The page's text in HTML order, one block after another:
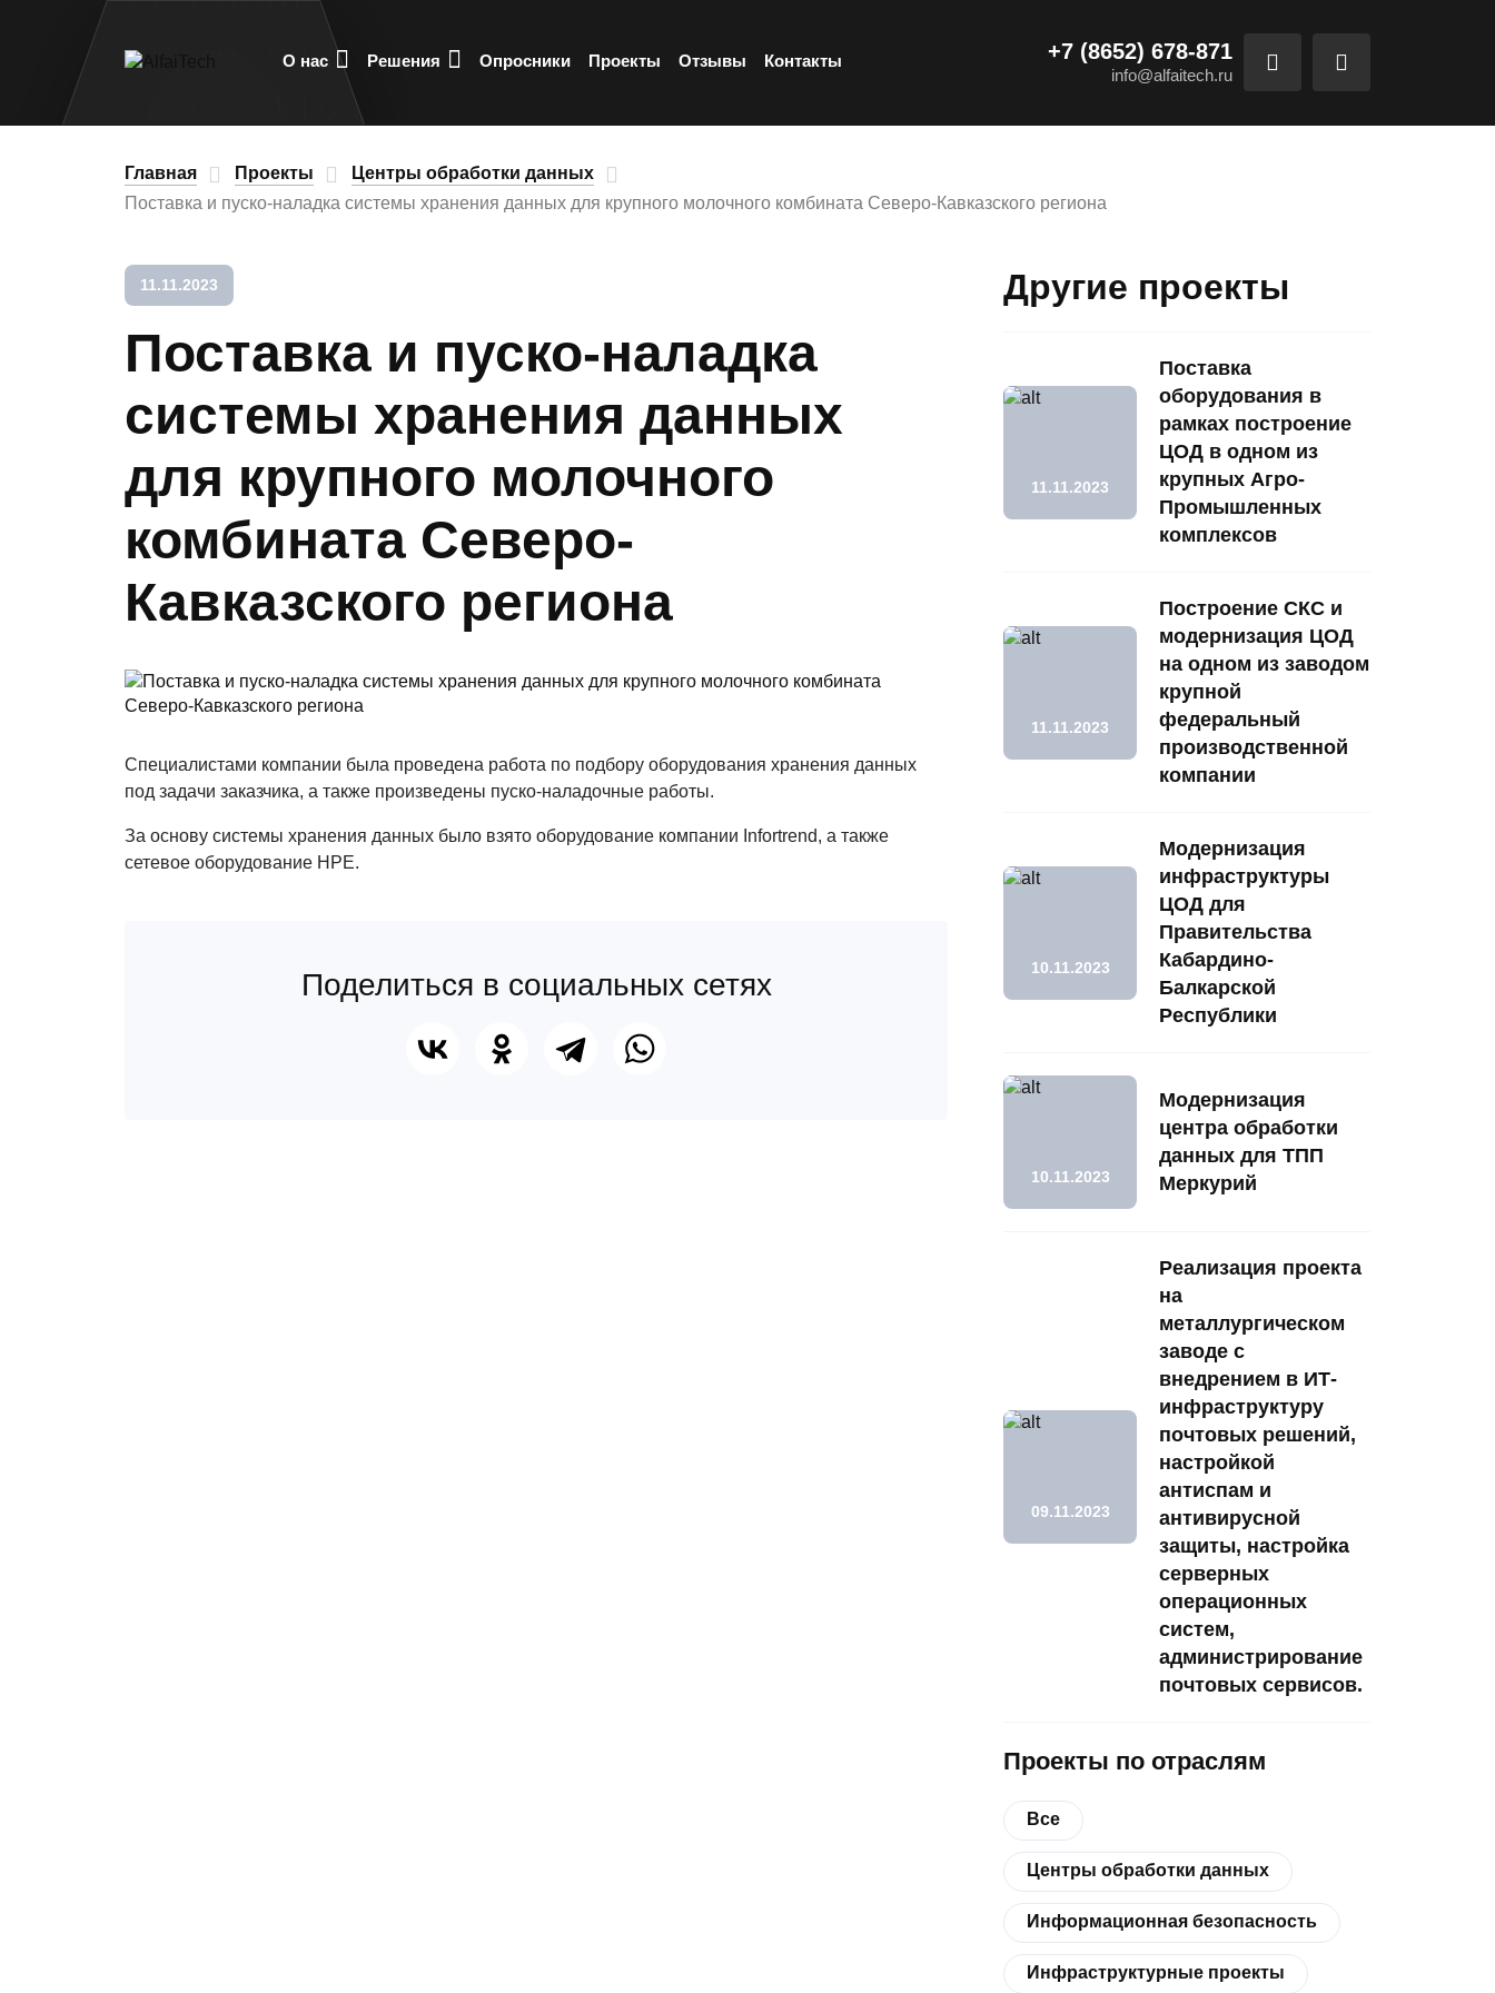
О нас Решения Опросники Проекты Отзывы Контакты +7 (8652) 678-871
info@alfaitech.ru
Главная Проекты
Центры обработки данных
Поставка и пуско-наладка системы хранения данных для крупного молочного комбината Северо-Кавказского региона
11.11.2023
Поставка и пуско-наладка
системы хранения данных
для крупного молочного
комбината Северо-
Кавказского региона
Специалистами компании была проведена работа по подбору оборудования хранения данных
под задачи заказчика, а также произведены пуско-наладочные работы.
За основу системы хранения данных было взято оборудование компании Infortrend, а также
сетевое оборудование HPE.
Поделиться в социальных сетях
Другие проекты
11.11.2023
Поставка
оборудования в
рамках построение
ЦОД в одном из
крупных Агро-
Промышленных
комплексов
11.11.2023
Построение СКС и
модернизация ЦОД
на одном из заводом
крупной
федеральный
производственной
компании
10.11.2023
Модернизация
инфраструктуры
ЦОД для
Правительства
Кабардино-
Балкарской
Республики
10.11.2023
Модернизация
центра обработки
данных для ТПП
Меркурий
09.11.2023
Реализация проекта
на
металлургическом
заводе с
внедрением в ИТ-
инфраструктуру
почтовых решений,
настройкой
антиспам и
антивирусной
защиты, настройка
серверных
операционных
систем,
администрирование
почтовых сервисов.
Проекты по отраслям
Все
Центры обработки данных
Информационная безопасность
Инфраструктурные проекты